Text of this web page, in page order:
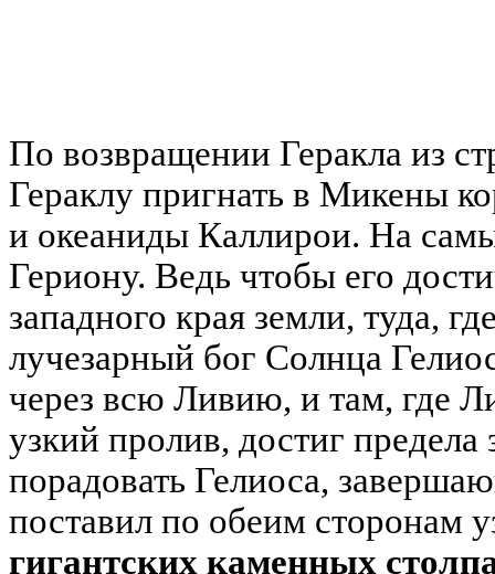
По возвращении Геракла из
Гераклу пригнать в Микены
и океаниды Каллирои. На
Гериону. Ведь чтобы его
западного края земли, туда,
лучезарный бог Солнца
через всю Ливию, и там, где
узкий пролив, достиг
порадовать Гелиоса,
поставил по обеим сторонам
гигантских каменных